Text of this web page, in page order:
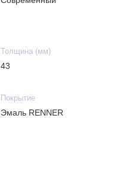
Толщина (мм)
43
Покрытие
Эмаль RENNER